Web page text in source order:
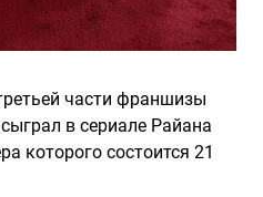
части франшизы
в сериале Райана
которого состоится 21